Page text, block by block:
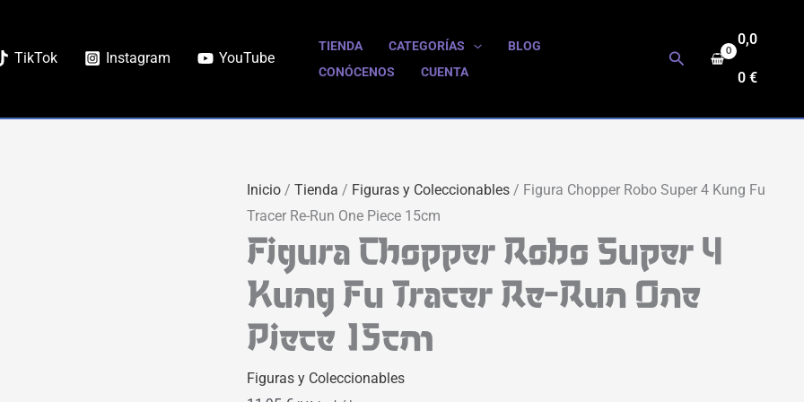
TikTok Instagram YouTube
TIENDA CATEGORÍAS
BLOG
CONÓCENOS
CUENTA
Buscar
0,0
0€
Inicio /Tienda / Figuras y Coleccionables / Figura Chopper Robo Super 4 Kung Fu
Tracer Re-Run One Piece 15cm
Figura Chopper Robo Super 4
Kung Fu Tracer Re-Run One
Piece 15cm
Figuras y Coleccionables